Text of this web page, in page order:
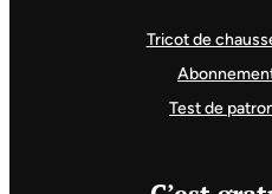
Tricot de
Test de